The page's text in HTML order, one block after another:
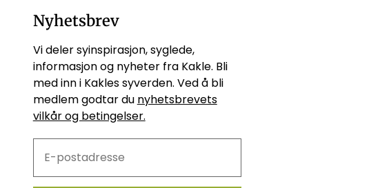
Nyhetsbrev
Vi deler syinspirasjon, syglede,
informasjon og nyheter fra Kakle. Bli
med inn i Kakles syverden. Ved å bli
medlem godtar du nyhetsbrevets
vilkår og betingelser.